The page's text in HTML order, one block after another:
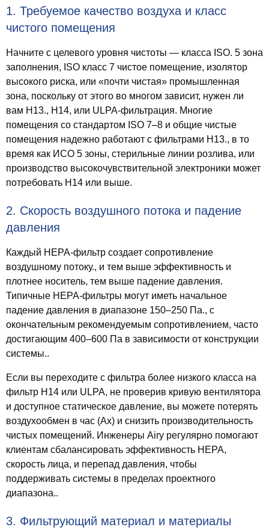
1. Требуемое качество воздуха и класс
чистого помещения
Начните с целевого уровня чистоты — класса ISO. 5 зона
заполнения, ISO класс 7 чистое помещение, изолятор
высокого риска, или «почти чистая» промышленная
зона, поскольку от этого во многом зависит, нужен ли
вам H13., H14, или ULPA-фильтрация. Многие
помещения со стандартом ISO 7–8 и общие чистые
помещения надежно работают с фильтрами H13., в то
время как ИСО 5 зоны, стерильные линии розлива, или
производство высокочувствительной электроники может
потребовать H14 или выше.
2. Скорость воздушного потока и падение
давления
Каждый HEPA-фильтр создает сопротивление
воздушному потоку., и тем выше эффективность и
плотнее носитель, тем выше падение давления.
Типичные HEPA-фильтры могут иметь начальное
падение давления в диапазоне 150–250 Па., с
окончательным рекомендуемым сопротивлением, часто
достигающим 400–600 Па в зависимости от конструкции
системы..
Если вы переходите с фильтра более низкого класса на
фильтр H14 или ULPA, не проверив кривую вентилятора
и доступное статическое давление, вы можете потерять
воздухообмен в час (Ах) и снизить производительность
чистых помещений. Инженеры Airy регулярно помогают
клиентам сбалансировать эффективность HEPA,
скорость лица, и перепад давления, чтобы
поддерживать системы в пределах проектного
диапазона..
3. Фильтрующий материал и материалы